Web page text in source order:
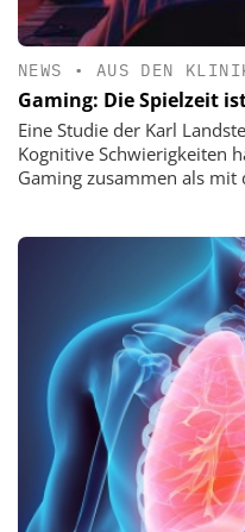
NEWS • AUS DEN
Gaming: Die Spielzeit
Eine Studie der Karl
Kognitive Schwierigkeiten
Gaming zusammen als mit